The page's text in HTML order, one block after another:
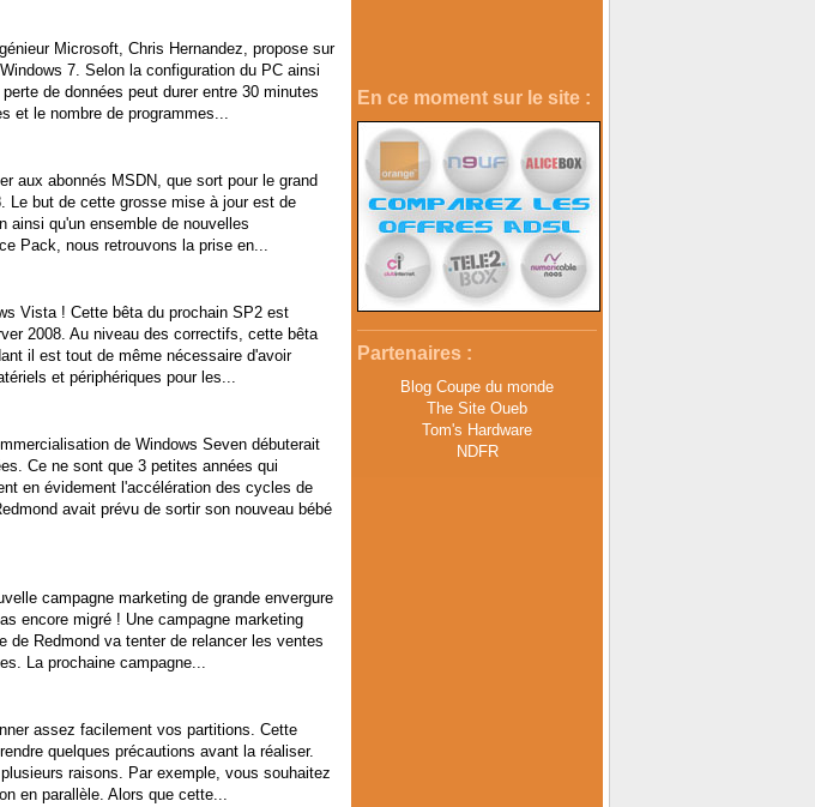
En ce moment sur le site :
Partenaires :
Blog Coupe du monde
The Site Oueb
Tom's Hardware
NDFR
Microsoft, Chris Hernandez, propose sur
7. Selon la configuration du PC ainsi
de données peut durer entre 30 minutes
et le nombre de programmes...
aux abonnés MSDN, que sort pour le grand
Le but de cette grosse mise à jour est de
ainsi qu'un ensemble de nouvelles
Pack, nous retrouvons la prise en...
Vista ! Cette bêta du prochain SP2 est
2008. Au niveau des correctifs, cette bêta
il est tout de même nécessaire d'avoir
et périphériques pour les...
de Windows Seven débuterait
Ce ne sont que 3 petites années qui
en évidement l'accélération des cycles de
avait prévu de sortir son nouveau bébé
campagne marketing de grande envergure
encore migré ! Une campagne marketing
Redmond va tenter de relancer les ventes
La prochaine campagne...
assez facilement vos partitions. Cette
quelques précautions avant la réaliser.
raisons. Par exemple, vous souhaitez
en parallèle. Alors que cette...